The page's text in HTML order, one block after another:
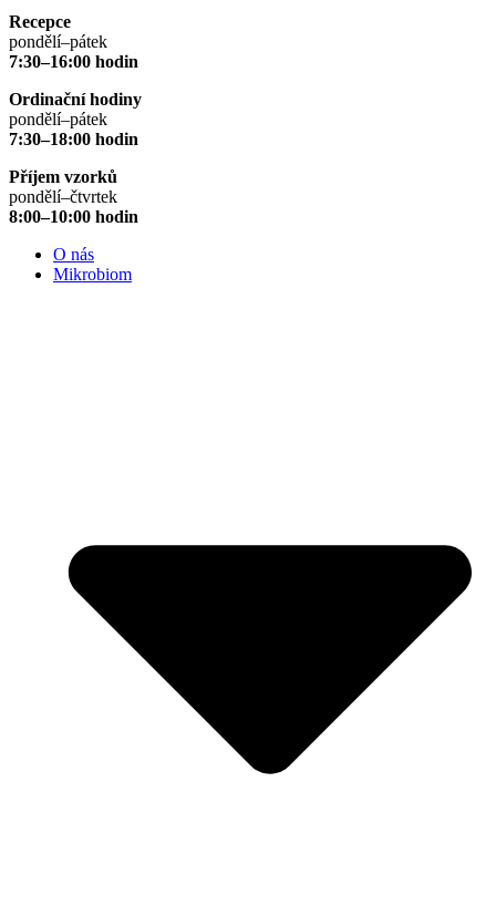
Recepce
pondělí–pátek
7:30–16:00 hodin
Ordinační hodiny
pondělí–pátek
7:30–18:00 hodin
Příjem vzorků
pondělí–čtvrtek
8:00–10:00 hodin
O nás
Mikrobiom